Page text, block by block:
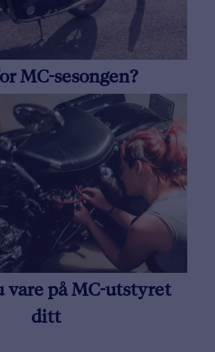
MC-sesongen?
vare på MC-utstyret
ditt